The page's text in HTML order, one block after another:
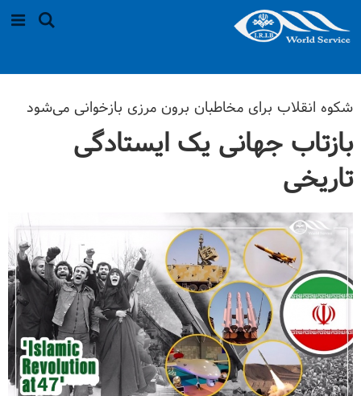
شکوه انقلاب برای مخاطبان برون مرزی بازخوانی می‌شود
بازتاب جهانی یک ایستادگی
تاریخی